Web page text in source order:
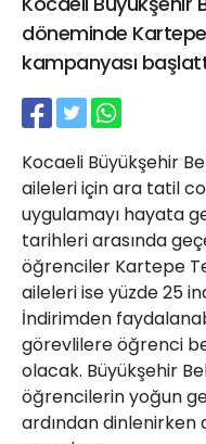
döneminde
kampanyası
Kocaeli Büyükşehir
aileleri için ara tatil
uygulamayı hayata
tarihleri arasında
öğrenciler Kartepe
aileleri ise yüzde 25
İndirimden
görevlilere öğrenci
olacak. Büyükşehir
öğrencilerin yoğun
ardından dinlenirken